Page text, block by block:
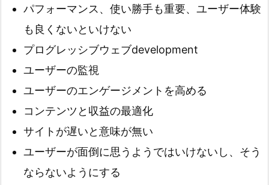
パフォーマンス、使い勝手も重要、ユーザー体験
も良くないといけない
プログレッシブウェブdevelopment
ユーザーの監視
ユーザーのエンゲージメントを高める
コンテンツと収益の最適化
サイトが遅いと意味が無い
ユーザーが面倒に思うようではいけないし、そう
ならないようにする